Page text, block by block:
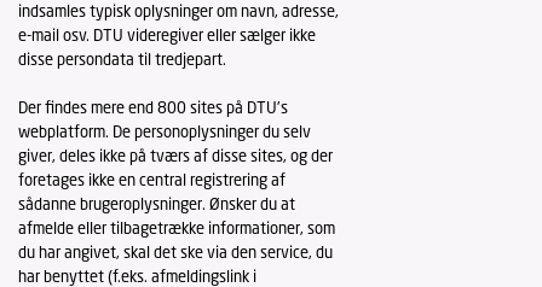
indsamles typisk oplysninger om navn, adresse,
e-mail osv. DTU videregiver eller sælger ikke
disse persondata til tredjepart.
Der findes mere end 800 sites på DTU's
webplatform. De personoplysninger du selv
giver, deles ikke på tværs af disse sites, og der
foretages ikke en central registrering af
sådanne brugeroplysninger. Ønsker du at
afmelde eller tilbagetrække informationer, som
du har angivet, skal det ske via den service, du
har benyttet (f.eks. afmeldingslink i